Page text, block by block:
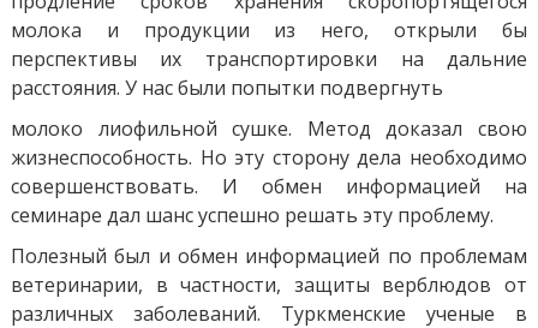
молока и продукции из него, открыли бы
перспективы их транспортировки на дальние
расстояния. У нас были попытки подвергнуть
молоко лиофильной сушке. Метод доказал свою
жизнеспособность. Но эту сторону дела необходимо
совершенствовать. И обмен информацией на
семинаре дал шанс успешно решать эту проблему.
Полезный был и обмен информацией по проблемам
ветеринарии, в частности, защиты верблюдов от
различных заболеваний. Туркменские ученые в